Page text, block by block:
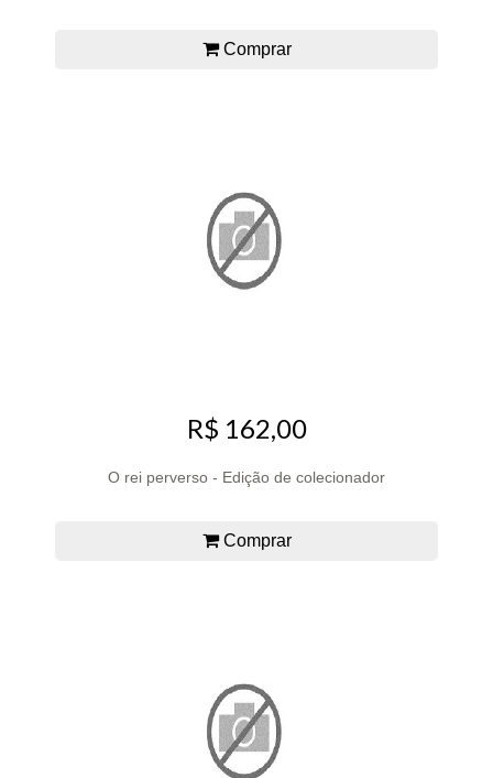
Comprar
R$ 162,00
O rei perverso - Edição de colecionador
Comprar